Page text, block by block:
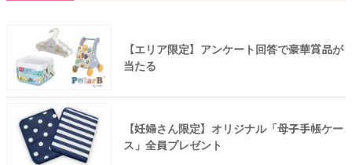
【エリア限定】アンケート回答で豪華賞品が
当たる
【妊婦さん限定】オリジナル「母子手帳ケー
ス」全員プレゼント